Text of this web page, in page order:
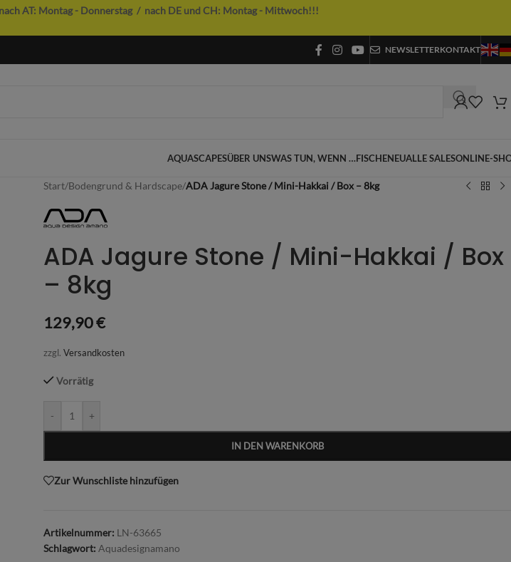
AT: Montag - Donnerstag / nach DE und CH: Montag - Mittwoch!!!
NEWSLETTERKONTAKT
AQUASCAPESÜBER UNSWAS TUN, WENN …FISCHENEUALLE SALESONLINE-
Start/Bodengrund & Hardscape/ADA Jagure Stone / Mini-Hakkai / Box – 8kg
ADA Jagure Stone / Mini-Hakkai / Box
– 8kg
129,90€
zzgl. Versandkosten
Vorrätig
- +
IN DEN WARENKORB
Zur Wunschliste hinzufügen
Artikelnummer: LN-63665
Schlagwort: Aquadesignamano